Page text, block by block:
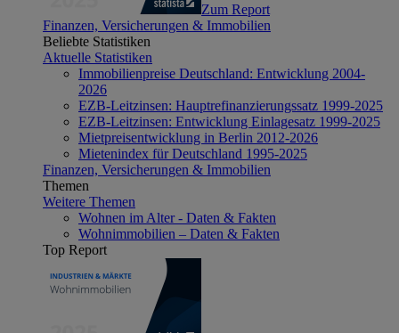
Zum Report
Finanzen, Versicherungen & Immobilien
Beliebte Statistiken
Aktuelle Statistiken
Immobilienpreise Deutschland: Entwicklung 2004-
2026
EZB-Leitzinsen: Hauptrefinanzierungssatz 1999-2025
EZB-Leitzinsen: Entwicklung Einlagesatz 1999-2025
Mietpreisentwicklung in Berlin 2012-2026
Mietenindex für Deutschland 1995-2025
Finanzen, Versicherungen & Immobilien
Themen
Weitere Themen
Wohnen im Alter - Daten & Fakten
Wohnimmobilien – Daten & Fakten
Top Report